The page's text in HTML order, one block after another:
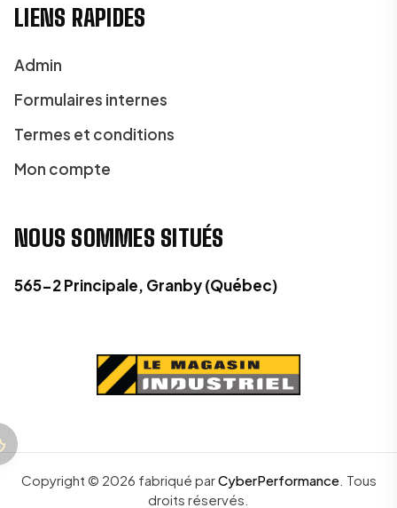
LIENS RAPIDES
Admin
Formulaires internes
Termes et conditions
Mon compte
NOUS SOMMES SITUÉS
565-2 Principale, Granby (Québec)
Copyright © 2026 fabriqué parCyberPerformance. Tous
droits réservés.